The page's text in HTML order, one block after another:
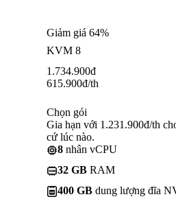
Giảm giá 64%
KVM 8
1.734.900đ
615.900đ/th
Chọn gói
Gia hạn với 1.231.900đ/th
cứ lúc nào.
8 nhân vCPU
32 GB RAM
400 GB dung lượng đĩa